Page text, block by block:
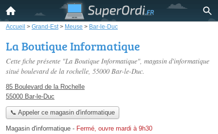
Accueil > Grand-Est > Meuse > Bar-le-Duc
La Boutique Informatique
Cette fiche présente "La Boutique Informatique", magasin d'informatique
situé boulevard de la rochelle, 55000 Bar-le-Duc.
85 Boulevard de la Rochelle
55000 Bar-le-Duc
📞 Appeler ce magasin d'informatique
Magasin d'informatique - Fermé, ouvre mardi à 9h30